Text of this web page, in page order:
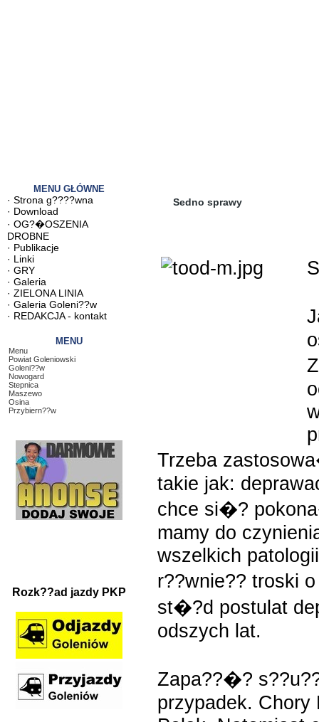
MENU GŁÓWNE
· Strona g????wna
· Download
· OG?�OSZENIA
DROBNE
· Publikacje
· Linki
· GRY
· Galeria
· ZIELONA LINIA
· Galeria Goleni??w
· REDAKCJA - kontakt
MENU
Menu
Powiat Goleniowski
Goleni??w
Nowogard
Stepnica
Maszewo
Osina
Przybiern??w
Rozk??ad jazdy PKP
Sedno sprawy
Trzeba
takie jak:
chce si�?
mamy do
wszelkich
r??wnie?? troski
st�?d postulat
odszych lat.
Zapa??�?
przypadek. Chory